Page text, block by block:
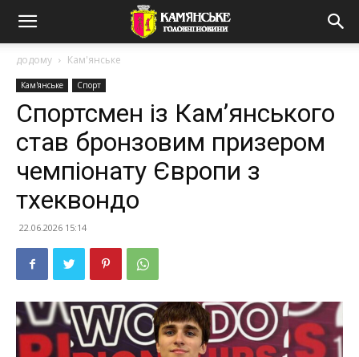
додому Кам'янське
Кам'янське Спорт
Спортсмен із Кам’янського
став бронзовим призером
чемпіонату Європи з
тхеквондо
22.06.2026 15:14